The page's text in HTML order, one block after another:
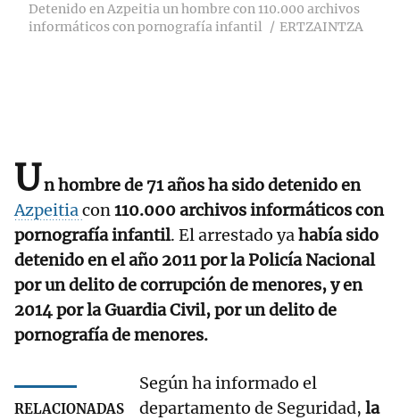
Detenido en Azpeitia un hombre con 110.000 archivos
informáticos con pornografía infantil
ERTZAINTZA
Un hombre de 71 años ha sido detenido en
Azpeitiacon110.000 archivos informáticos con
pornografía infantil. El arrestado yahabía sido
detenido en el año 2011 por la Policía Nacional
por un delito de corrupción de menores, y en
2014 por la Guardia Civil, por un delito de
pornografía de menores.
RELACIONADAS
Según ha informado el
departamento de Seguridad, la